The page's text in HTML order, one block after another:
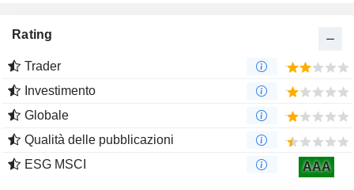
Rating
Trader
Investimento
Globale
Qualità delle pubblicazioni
ESG MSCI
AAA